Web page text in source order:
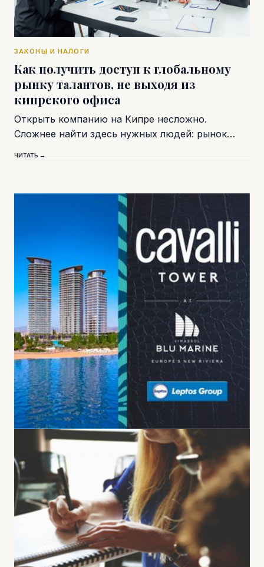
ЗАКОНЫ И НАЛОГИ
Как получить доступ к глобальному
рынку талантов, не выходя из
кипрского офиса
Открыть компанию на Кипре несложно.
Сложнее найти здесь нужных людей: рынок…
ЧИТАТЬ →